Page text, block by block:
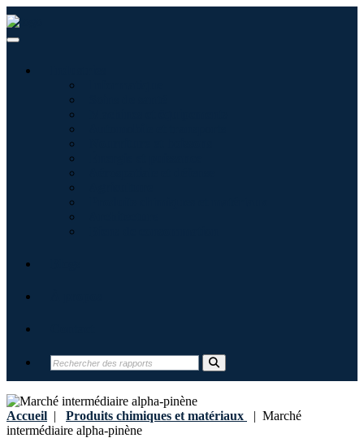
Accueil | Produits chimiques et matériaux | Marché
intermédiaire alpha-pinène